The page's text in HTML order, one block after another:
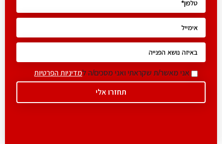
אני מאשר/ת שקראתי ואני מסכים/ה למדיניות הפרטיות